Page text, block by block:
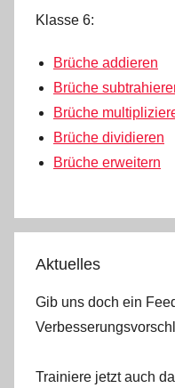
Klasse 6:
Brüche addieren
Brüche
Brüche
Brüche dividieren
Brüche erweitern
Aktuelles
Gib uns doch ein
Trainiere jetzt auch